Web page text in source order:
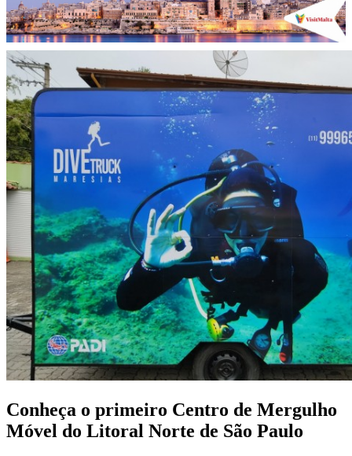
Conheça o primeiro Centro de Mergulho
Móvel do Litoral Norte de São Paulo